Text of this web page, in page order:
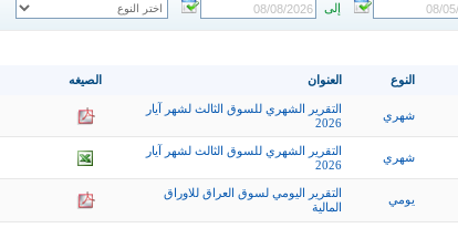
إلى
الصيغه العنوان النوع
التقرير الشهري للسوق الثالث لشهر آيار
2026
شهري
التقرير الشهري للسوق الثالث لشهر آيار
2026
شهري
التقرير اليومي لسوق العراق للاوراق
المالية
يومي